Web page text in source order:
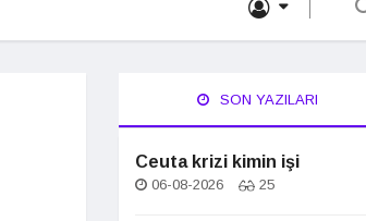
SON YAZILARI
Ceuta krizi kimin işi
06-08-2026 25